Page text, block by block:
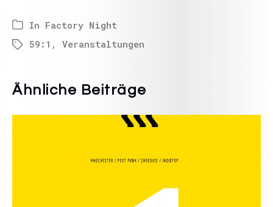
In Factory Night
59:1 , Veranstaltungen
Ähnliche Beiträge